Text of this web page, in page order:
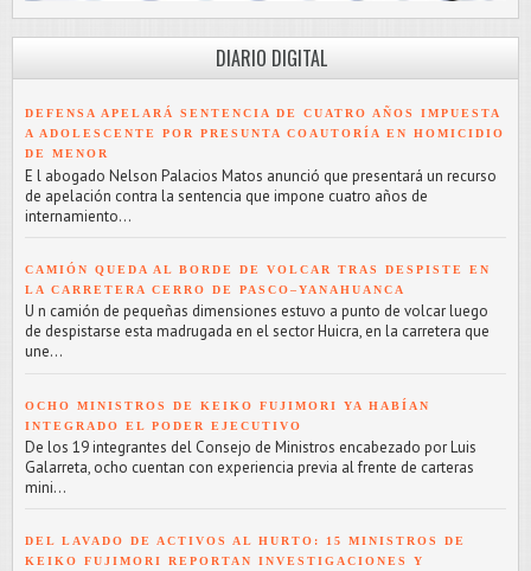
DIARIO DIGITAL
DEFENSA APELARÁ SENTENCIA DE CUATRO AÑOS IMPUESTA
A ADOLESCENTE POR PRESUNTA COAUTORÍA EN HOMICIDIO
DE MENOR
E l abogado Nelson Palacios Matos anunció que presentará un recurso
de apelación contra la sentencia que impone cuatro años de
internamiento...
CAMIÓN QUEDA AL BORDE DE VOLCAR TRAS DESPISTE EN
LA CARRETERA CERRO DE PASCO–YANAHUANCA
U n camión de pequeñas dimensiones estuvo a punto de volcar luego
de despistarse esta madrugada en el sector Huicra, en la carretera que
une...
OCHO MINISTROS DE KEIKO FUJIMORI YA HABÍAN
INTEGRADO EL PODER EJECUTIVO
De los 19 integrantes del Consejo de Ministros encabezado por Luis
Galarreta, ocho cuentan con experiencia previa al frente de carteras
mini...
DEL LAVADO DE ACTIVOS AL HURTO: 15 MINISTROS DE
KEIKO FUJIMORI REPORTAN INVESTIGACIONES Y